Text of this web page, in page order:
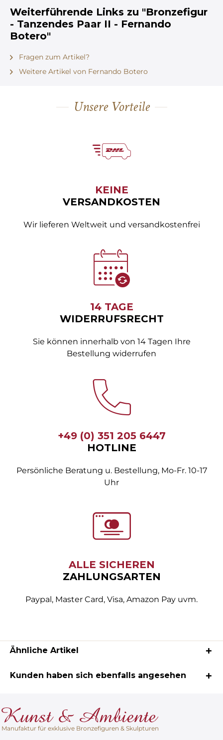
Weiterführende Links zu "Bronzefigur
- Tanzendes Paar II - Fernando
Botero"
Fragen zum Artikel?
Weitere Artikel von Fernando Botero
Unsere Vorteile
KEINE
VERSANDKOSTEN
Wir lieferen Weltweit und versandkostenfrei
14 TAGE
WIDERRUFSRECHT
Sie können innerhalb von 14 Tagen Ihre
Bestellung widerrufen
+49 (0) 351 205 6447
HOTLINE
Persönliche Beratung u. Bestellung, Mo-Fr. 10-17
Uhr
ALLE SICHEREN
ZAHLUNGSARTEN
Paypal, Master Card, Visa, Amazon Pay uvm.
Ähnliche Artikel
Kunden haben sich ebenfalls angesehen
Manufaktur für exklusive Bronzefiguren & Skulpturen